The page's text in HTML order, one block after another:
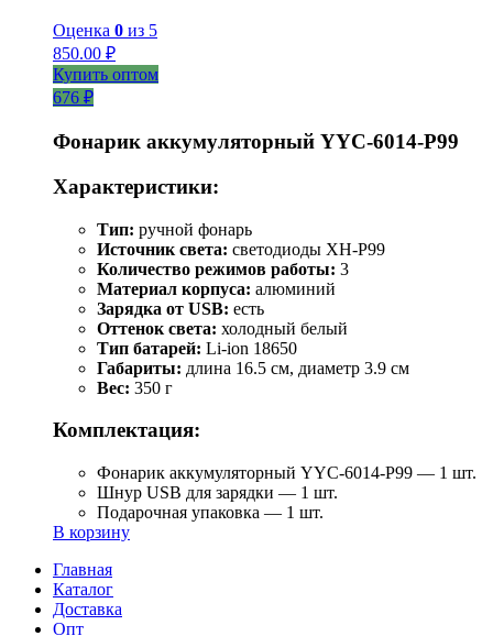
Оценка 0 из 5
850.00 ₽
Купить оптом
676 ₽
Фонарик аккумуляторный YYC-6014-P99
Характеристики:
Тип: ручной фонарь
Источник света: светодиоды XH-P99
Количество режимов работы: 3
Материал корпуса: алюминий
Зарядка от USB: есть
Оттенок света: холодный белый
Тип батарей: Li-ion 18650
Габариты: длина 16.5 см, диаметр 3.9 см
Вес: 350 г
Комплектация:
Фонарик аккумуляторный YYC-6014-P99 — 1 шт.
Шнур USB для зарядки — 1 шт.
Подарочная упаковка — 1 шт.
В корзину
Главная
Каталог
Доставка
Опт